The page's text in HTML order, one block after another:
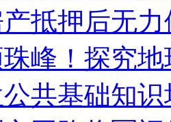
抵押后无
峰！探究
共基础知